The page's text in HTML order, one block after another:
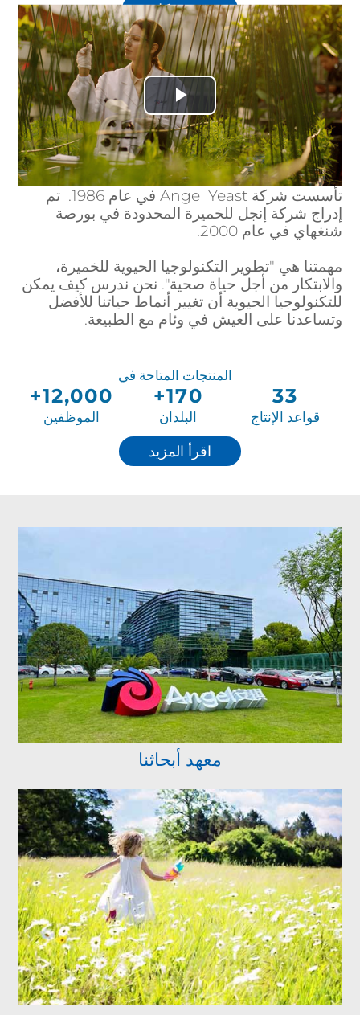
شوف كل
من نحن
إنجل هي شركة عالمية للخميرة والتكنولوجيا الحيوية
تطور حلول المكونات الطبيعية لصناعات الأغذية
والمشروبات والتغذية والتكنولوجيا الحيوية.
تأسست شركة Angel Yeast في عام 1986. تم
إدراج شركة إنجل للخميرة المحدودة في بورصة
شنغهاي في عام 2000.
مهمتنا هي "تطوير التكنولوجيا الحيوية للخميرة،
والابتكار من أجل حياة صحية". نحن ندرس كيف يمكن
للتكنولوجيا الحيوية أن تغيير أنماط حياتنا للأفضل
وتساعدنا على العيش في وئام مع الطبيعة.
12,000+
الموظفين
المنتجات المتاحة في
170+
البلدان
33
قواعد الإنتاج
اقرأ المزيد
Play
Video
معهد أبحاثنا